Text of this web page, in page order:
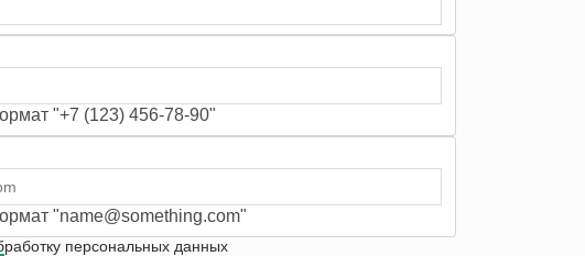
"+7 (123) 456-78-90"
"name@something.com"
персональных данных